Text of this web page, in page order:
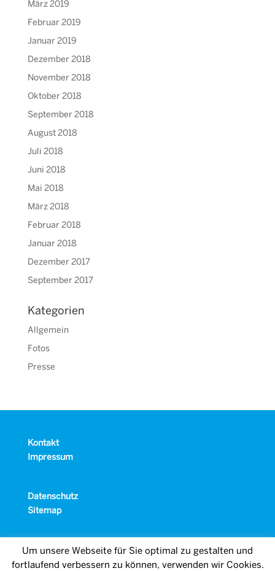
März 2019
Februar 2019
Januar 2019
Dezember 2018
November 2018
Oktober 2018
September 2018
August 2018
Juli 2018
Juni 2018
Mai 2018
März 2018
Februar 2018
Januar 2018
Dezember 2017
September 2017
Kategorien
Allgemein
Fotos
Presse
Kontakt
Impressum
Datenschutz
Sitemap
Um unsere Webseite für Sie optimal zu gestalten und
fortlaufend verbessern zu können, verwenden wir Cookies.